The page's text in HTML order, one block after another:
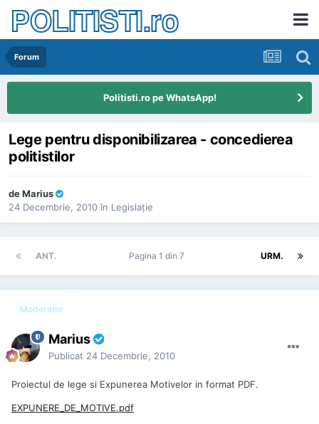
POLITISTI.ro
Forum
Politisti.ro pe WhatsApp!
Lege pentru disponibilizarea - concedierea
politistilor
deMarius
24 Decembrie, 2010 în Legislaţie
ANT. URM.
Pagina 1 din 7
Moderator
Marius
Publicat 24 Decembrie, 2010
Proiectul de lege si Expunerea Motivelor in format PDF.
EXPUNERE_DE_MOTIVE.pdf